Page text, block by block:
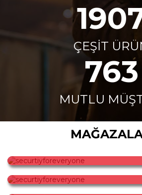
2000
ÇEŞİT
800+
MUTLU